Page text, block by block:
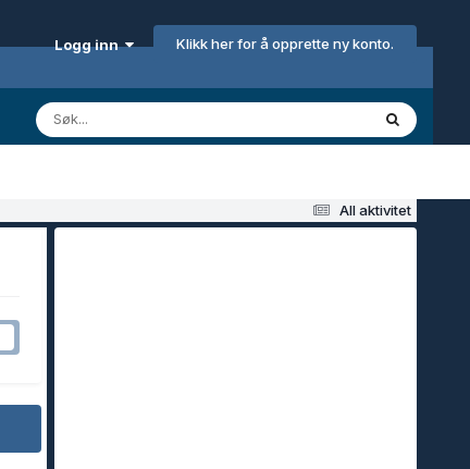
Logg inn Klikk her for å opprette ny konto.
All aktivitet